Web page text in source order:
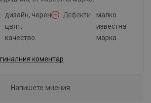
дизайн, черен
цвят,
качество.
Дефекти
малко
известна
марка.
коментар
Напишете мнения